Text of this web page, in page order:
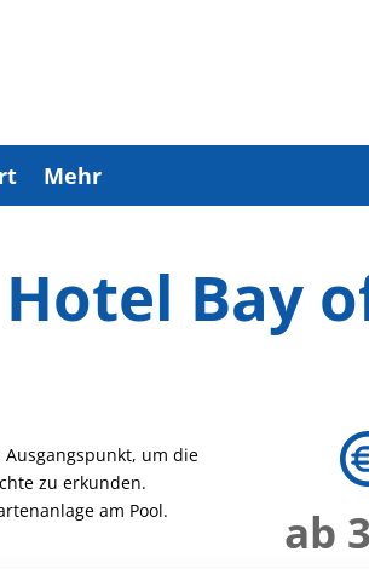
Mehr
Bay
um die
zu erkunden.
am Pool.
ab